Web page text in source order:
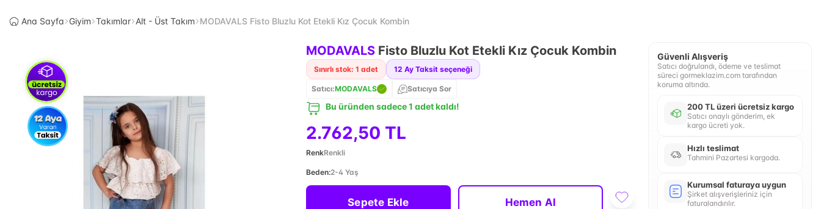
Ana Sayfa Giyim Takımlar Alt - Üst Takım MODAVALS Fisto Bluzlu Kot Etekli Kız Çocuk Kombin
MODAVALS Fisto Bluzlu Kot Etekli Kız Çocuk Kombin
Sınırlı stok: 1 adet 12 Ay Taksit seçeneği
Satıcı:MODAVALS Satıcıya Sor
Bu üründen sadece 1 adet kaldı!
2.762,50 TL
RenkRenkli
Beden:2-4 Yaş
Sepete Ekle Hemen Al
Güvenli Alışveriş
Satıcı doğrulandı, ödeme ve teslimat
süreci gormeklazim.com tarafından
koruma altında.
200 TL üzeri ücretsiz kargo
Satıcı onaylı gönderim, ek
kargo ücreti yok.
Hızlı teslimat
Tahmini Pazartesi kargoda.
Kurumsal faturaya uygun
Şirket alışverişleriniz için
faturalandırılır.